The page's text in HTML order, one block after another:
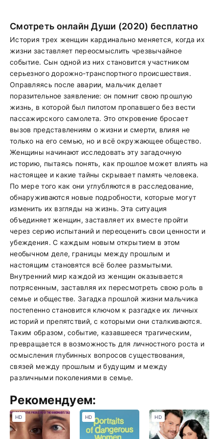
Смотреть онлайн Души (2020) бесплатно
История трех женщин кардинально меняется, когда их
жизни заставляет переосмыслить чрезвычайное
событие. Сын одной из них становится участником
серьезного дорожно-транспортного происшествия.
Оправляясь после аварии, мальчик делает
поразительное заявление: он помнит свою прошлую
жизнь, в которой был пилотом пропавшего без вести
пассажирского самолета. Это откровение бросает
вызов представлениям о жизни и смерти, влияя не
только на его семью, но и всё окружающее общество.
Женщины начинают исследовать эту загадочную
историю, пытаясь понять, как прошлое может влиять на
настоящее и какие тайны скрывает память человека.
По мере того как они углубляются в расследование,
обнаруживаются новые подробности, которые могут
изменить их взгляды на жизнь. Эта ситуация
объединяет женщин, заставляет их вместе пройти
через серию испытаний и переоценить свои ценности и
убеждения. С каждым новым открытием в этом
необычном деле, границы между прошлым и
настоящим становятся всё более размытыми.
Внутренний мир каждой из женщин оказывается
потрясенным, заставляя их пересмотреть свою роль в
семье и обществе. Загадка прошлой жизни мальчика
постепенно становится ключом к разгадке их личных
историй и препятствий, с которыми они сталкиваются.
Таким образом, событие, казавшееся трагическим,
превращается в возможность для личностного роста и
осмысления глубинных вопросов существования,
связей между прошлым и будущим и между
различными поколениями в семье.
Рекомендуем:
HD HD HD